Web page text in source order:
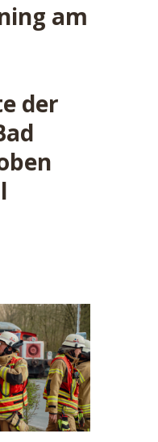
am
der